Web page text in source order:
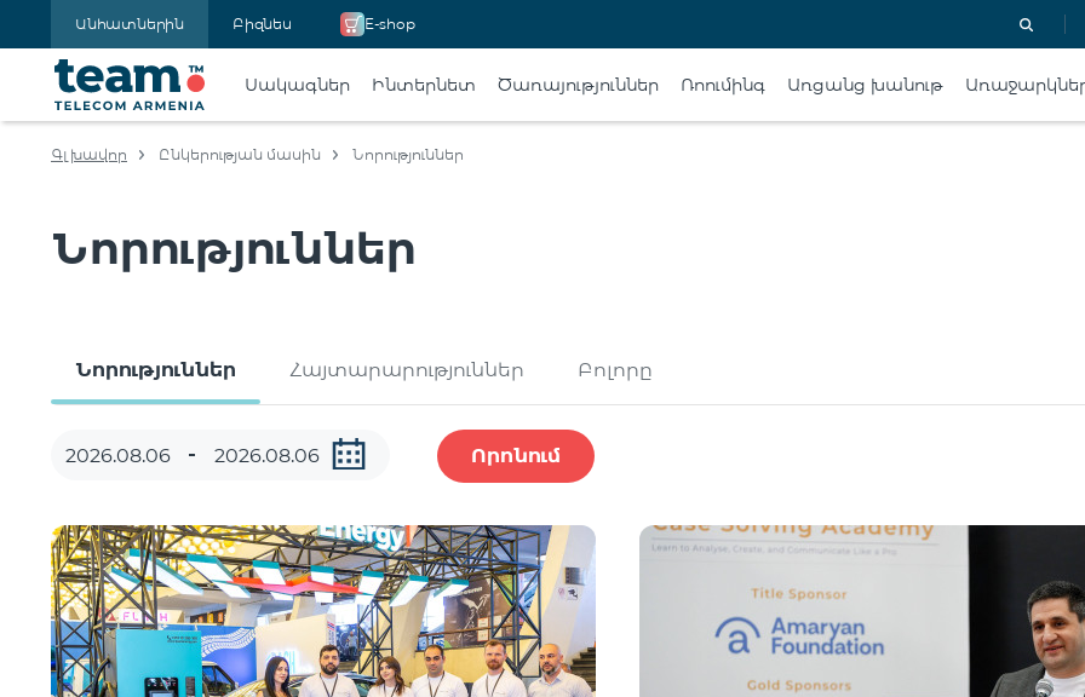
Անհատներին Բիզնես E-shop
Սակագներ Ինտերնետ Ծառայություններ Ռոումինգ Առցանց խանութ
Գլխավոր Ընկերության մասին Նորություններ
Նորություններ
Նորություններ Հայտարարություններ Բոլորը
Որոնում